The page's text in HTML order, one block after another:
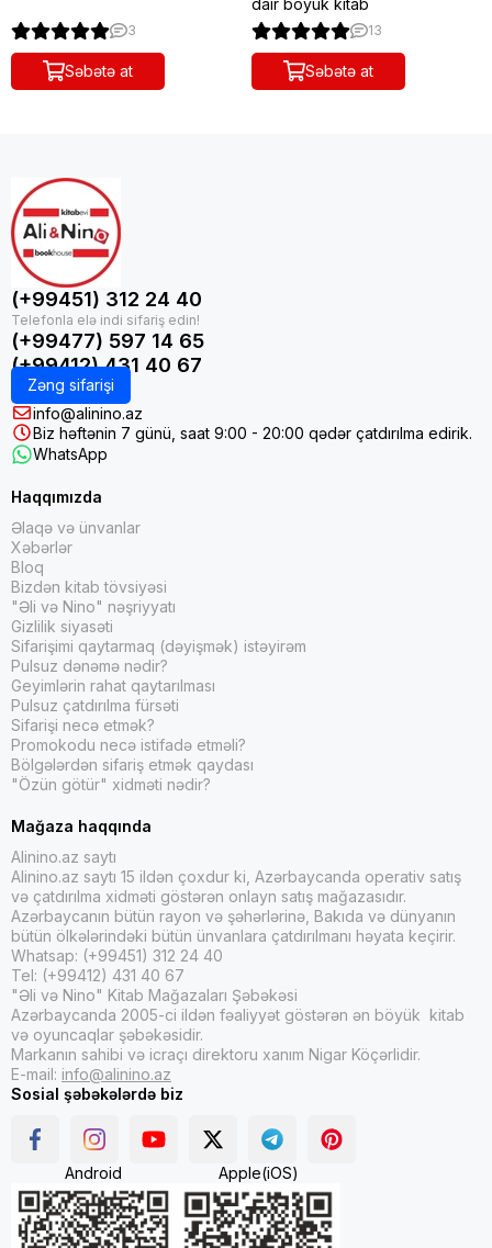
3
Səbətə at
13
Səbətə at
(+99451) 312 24 40
(+99477) 597 14 65
(+99412) 431 40 67
Zəng sifarişi
info@alinino.az
Biz həftənin 7 günü, saat 9:00 - 20:00 qədər çatdırılma edirik.
WhatsApp
Haqqımızda
Əlaqə və ünvanlar
Xəbərlər
Bloq
Bizdən kitab tövsiyəsi
"Əli və Nino" nəşriyyatı
Gizlilik siyasəti
Sifarişimi qaytarmaq (dəyişmək) istəyirəm
Pulsuz dənəmə nədir?
Geyimlərin rahat qaytarılması
Pulsuz çatdırılma fürsəti
Sifarişi necə etmək?
Promokodu necə istifadə etməli?
Bölgələrdən sifariş etmək qaydası
"Özün götür" xidməti nədir?
Mağaza haqqında
Alinino.az saytı
Alinino.az saytı 15 ildən çoxdur ki, Azərbaycanda operativ satış
və çatdırılma xidməti göstərən onlayn satış mağazasıdır.
Azərbaycanın bütün rayon və şəhərlərinə, Bakıda və dünyanın
bütün ölkələrindəki bütün ünvanlara çatdırılmanı həyata keçirir.
Whatsap: (+99451) 312 24 40
Tel: (+99412) 431 40 67
"Əli və Nino" Kitab Mağazaları Şəbəkəsi
Azərbaycanda 2005-ci ildən fəaliyyət göstərən ən böyük kitab
və oyuncaqlar şəbəkəsidir.
Markanın sahibi və icraçı direktoru xanım Nigar Köçərlidir.
E-mail: info@alinino.az
Sosial şəbəkələrdə biz
Android Apple(iOS)